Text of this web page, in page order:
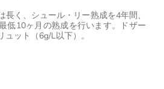
長く、シュール・リー熟成を4年間、
低10ヶ月の熟成を行います。ドザー
ット（6g/L以下）。